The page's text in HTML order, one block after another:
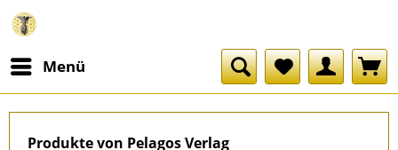
Menü
Produkte von Pelagos Verlag